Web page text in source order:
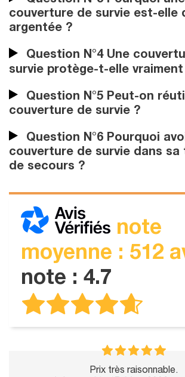
couverture de survie est-elle
argentée ?
Question N°4 Une
survie protège-t-elle
Question N°5 Peut-on
couverture de survie ?
Question N°6 Pourquoi
couverture de survie dans sa
de secours ?
note
moyenne : 512
note : 4.7
Prix très raisonnable.